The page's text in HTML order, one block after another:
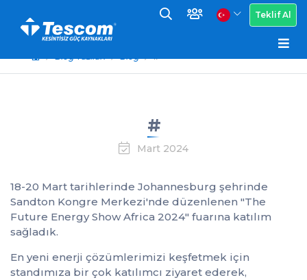
Teklif Al
Blog Yazıları Blog #
#
Mart 2024
18-20 Mart tarihlerinde Johannesburg şehrinde
Sandton Kongre Merkezi'nde düzenlenen "The
Future Energy Show Africa 2024" fuarına katılım
sağladık.
En yeni enerji çözümlerimizi keşfetmek için
standımıza bir çok katılımcı ziyaret ederek,